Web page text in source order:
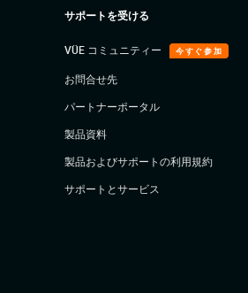
サポートを受ける
VÜE コミュニティー 今すぐ参加
お問合せ先
パートナーポータル
製品資料
製品およびサポートの利用規約
サポートとサービス